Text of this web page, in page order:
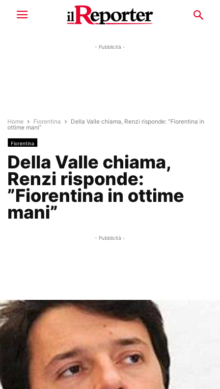
- Pubblicità -
Home Fiorentina
Della Valle chiama, Renzi risponde: ”Fiorentina in
ottime mani”
Fiorentina
Della Valle chiama,
Renzi risponde:
”Fiorentina in ottime
mani”
- Pubblicità -